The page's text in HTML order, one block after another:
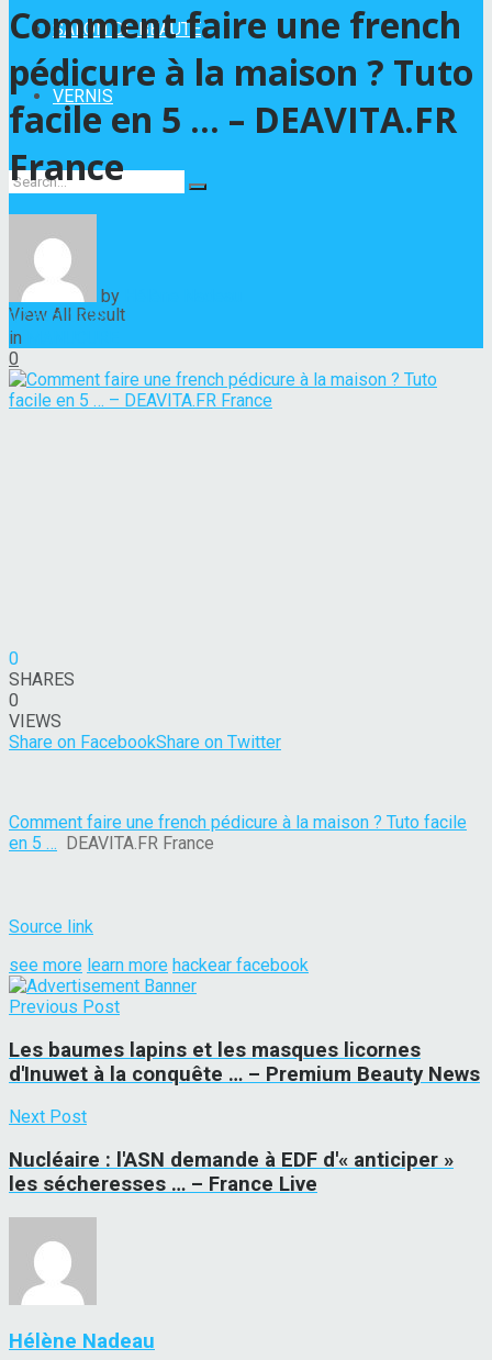
SALON DE BEAUTÉ
VERNIS
No Result
View All Result
Comment faire une french
pédicure à la maison ? Tuto
facile en 5 … – DEAVITA.FR
France
by
17 avril 2023
in
0
0
SHARES
0
VIEWS
Share on FacebookShare on Twitter
Comment faire une french pédicure à la maison ? Tuto facile
en 5 … DEAVITA.FR France
Source link
see more learn more hackear facebook
Previous Post
Les baumes lapins et les masques licornes
d'Inuwet à la conquête … – Premium Beauty News
Next Post
Nucléaire : l'ASN demande à EDF d'« anticiper »
les sécheresses … – France Live
Hélène Nadeau